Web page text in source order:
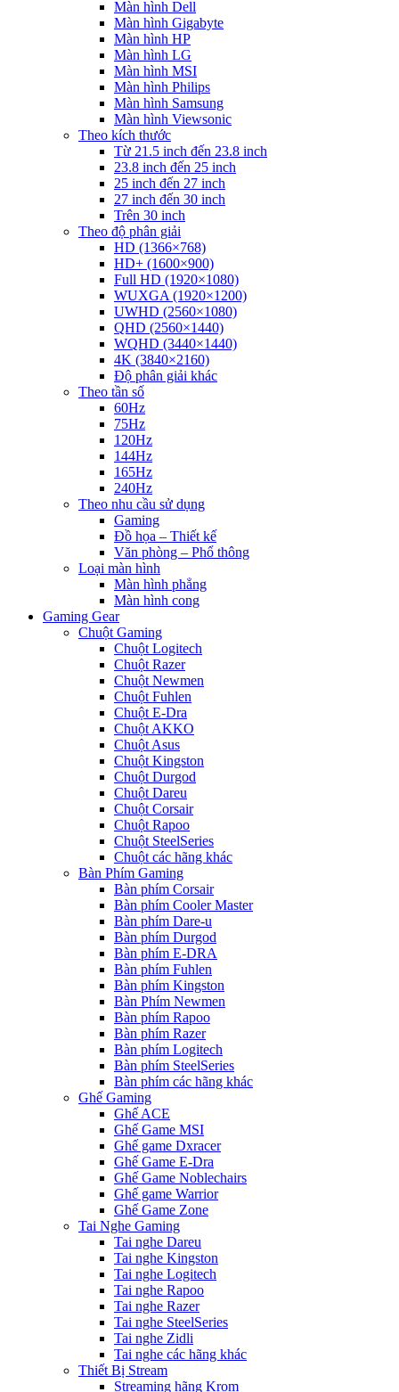
Màn hình Dell
Màn hình Gigabyte
Màn hình HP
Màn hình LG
Màn hình MSI
Màn hình Philips
Màn hình Samsung
Màn hình Viewsonic
Theo kích thước
Từ 21.5 inch đến 23.8 inch
23.8 inch đến 25 inch
25 inch đến 27 inch
27 inch đến 30 inch
Trên 30 inch
Theo độ phân giải
HD (1366×768)
HD+ (1600×900)
Full HD (1920×1080)
WUXGA (1920×1200)
UWHD (2560×1080)
QHD (2560×1440)
WQHD (3440×1440)
4K (3840×2160)
Độ phân giải khác
Theo tần số
60Hz
75Hz
120Hz
144Hz
165Hz
240Hz
Theo nhu cầu sử dụng
Gaming
Đồ họa – Thiết kế
Văn phòng – Phổ thông
Loại màn hình
Màn hình phẳng
Màn hình cong
Gaming Gear
Chuột Gaming
Chuột Logitech
Chuột Razer
Chuột Newmen
Chuột Fuhlen
Chuột E-Dra
Chuột AKKO
Chuột Asus
Chuột Kingston
Chuột Durgod
Chuột Dareu
Chuột Corsair
Chuột Rapoo
Chuột SteelSeries
Chuột các hãng khác
Bàn Phím Gaming
Bàn phím Corsair
Bàn phím Cooler Master
Bàn phím Dare-u
Bàn phím Durgod
Bàn phím E-DRA
Bàn phím Fuhlen
Bàn phím Kingston
Bàn Phím Newmen
Bàn phím Rapoo
Bàn phím Razer
Bàn phím Logitech
Bàn phím SteelSeries
Bàn phím các hãng khác
Ghế Gaming
Ghế ACE
Ghế Game MSI
Ghế game Dxracer
Ghế Game E-Dra
Ghế Game Noblechairs
Ghế game Warrior
Ghế Game Zone
Tai Nghe Gaming
Tai nghe Dareu
Tai nghe Kingston
Tai nghe Logitech
Tai nghe Rapoo
Tai nghe Razer
Tai nghe SteelSeries
Tai nghe Zidli
Tai nghe các hãng khác
Thiết Bị Stream
Streaming hãng Krom